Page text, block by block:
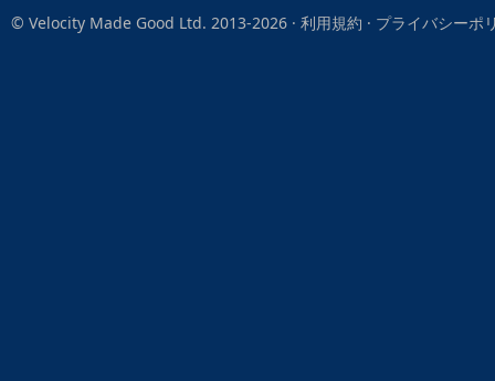
© Velocity Made Good Ltd. 2013-2026 · 利用規約 · プライバシーポ